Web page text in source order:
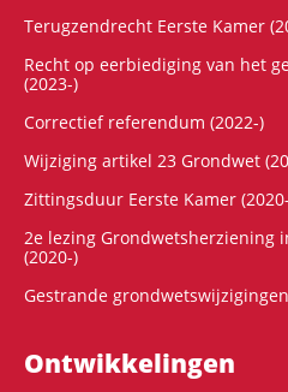
Terugzendrecht Eerste Kamer
Recht op eerbiediging van het
(2023-)
Correctief referendum (2022-)
Wijziging artikel 23 Grondwet
Zittingsduur Eerste Kamer
2e lezing Grondwetsherziening
(2020-)
Gestrande
Ontwikke­lingen